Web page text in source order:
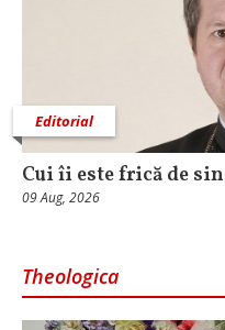
Editorial
Cui îi este frică de
09 Aug, 2026
Theologica